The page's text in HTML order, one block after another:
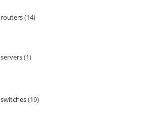
routers 14
servers 1
switches 19